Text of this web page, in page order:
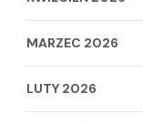
MARZEC 2026
LUTY 2026